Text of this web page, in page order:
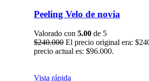
Peeling Velo de novia
Valorado con 5.00 de 5
$240.000 El precio original era:
precio actual es: $96.000.
Vista rápida